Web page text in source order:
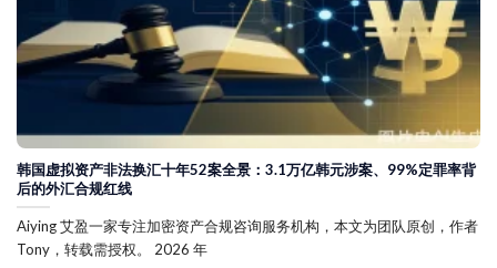
韩国虚拟资产非法换汇十年52案全景：3.1万亿韩元涉案、99%定罪率背
后的外汇合规红线
Aiying 艾盈一家专注加密资产合规咨询服务机构，本文为团队原创，作者
Tony，转载需授权。 2026 年